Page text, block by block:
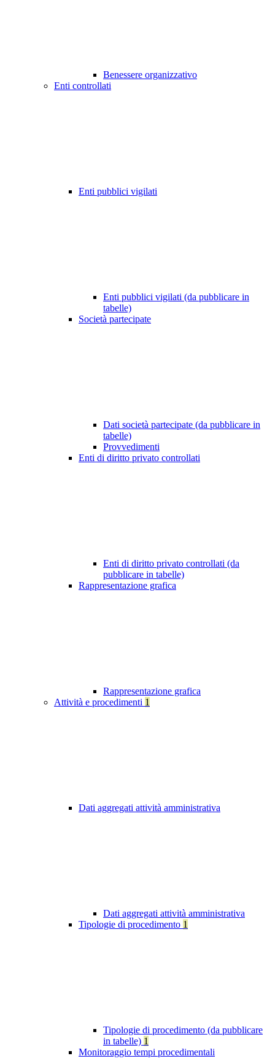
Benessere organizzativo
Enti controllati
Enti pubblici vigilati
Enti pubblici vigilati (da pubblicare in
tabelle)
Società partecipate
Dati società partecipate (da pubblicare in
tabelle)
Provvedimenti
Enti di diritto privato controllati
Enti di diritto privato controllati (da
pubblicare in tabelle)
Rappresentazione grafica
Rappresentazione grafica
Attività e procedimenti 1
Dati aggregati attività amministrativa
Dati aggregati attività amministrativa
Tipologie di procedimento 1
Tipologie di procedimento (da pubblicare
in tabelle) 1
Monitoraggio tempi procedimentali